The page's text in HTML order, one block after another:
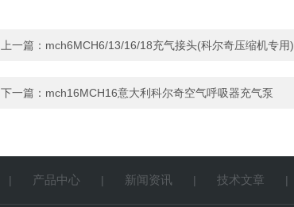
上一篇： mch6MCH6/13/16/18充气接头(科尔奇压缩机专用)
下一篇： mch16MCH16意大利科尔奇空气呼吸器充气泵
| 产品中心 | 新闻资讯 | 技术文章 |